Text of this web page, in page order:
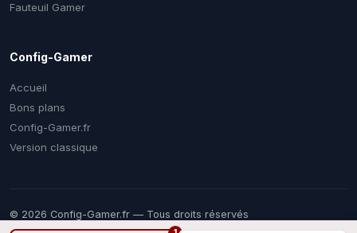
Fauteuil Gamer
Config-Gamer
Accueil
Bons plans
Config-Gamer.fr
Version classique
© 2026 Config-Gamer.fr — Tous droits réservés
Prix mis à jour régulièrement. Certains liens sont des liens